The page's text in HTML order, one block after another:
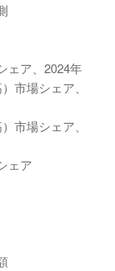
ェア、2024年
市場シェア、
市場シェア、
ェア